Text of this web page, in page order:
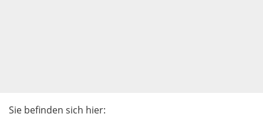
Sie befinden sich hier: